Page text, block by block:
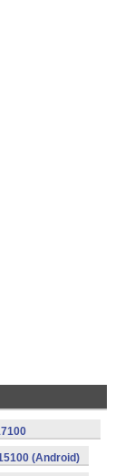
(Android)